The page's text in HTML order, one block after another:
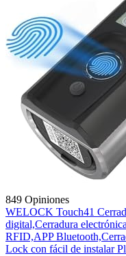
849 Opiniones
WELOCK Touch41
digital,Cerradura
RFID,APP
Lock con fácil de instalar